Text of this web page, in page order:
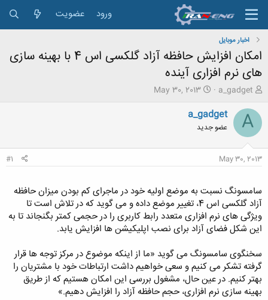
ورود عضویت
اخبار موبایل
امکان افزایش حافظه آزاد گلکسی اس 4 با بهینه سازی
های نرم افزاری آینده
ش
و
ع
ک
م
و
ض
و
ع
a_gadget
ت
ر
ی
خ
May 30, 2013
A
a_gadget
عضو جدید
May 30, 2013
#1
سامسونگ نسبت به موضع اولیه خود در ماجرای کم بودن میزان حافظه
آزاد گلکسی اس 4، تغییر موضع داده و می گوید که در تلاش است تا
ویژگی های نرم افزاری متعدد رابط کاربری را در حجمی کمتر بگنجاند تا به
این شکل فضای آزاد برای نصب اپلیکیشن ها افزایش یابد.
سخنگوی سامسونگ می گوید «ما از اینکه موضوع در مرکز توجه ها قرار
گرفته تشکر می کنیم و سعی خواهیم داشت ارتباطات خود با مشتریان را
بهتر کنیم. در عین حال، مشغول بررسی این امکان هستیم که از طریق
بهینه سازی نرم افزاری، حجم حافظه آزاد را افزایش دهیم.»